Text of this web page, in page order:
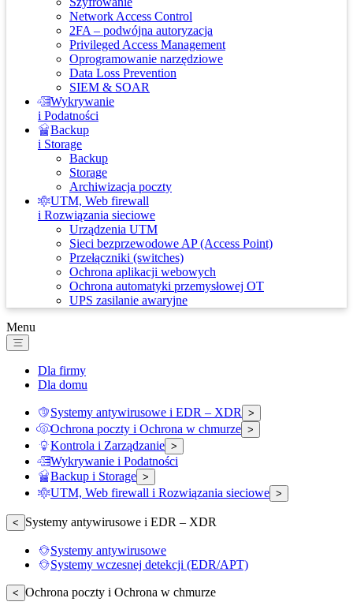
Network Access Control
2FA – podwójna autoryzacja
Privileged Access Management
Oprogramowanie narzędziowe
Data Loss Prevention
SIEM & SOAR
Wykrywanie
i Podatności
Backup
i Storage
Backup
Storage
Archiwizacja poczty
UTM, Web firewall
i Rozwiązania sieciowe
Urządzenia UTM
Sieci bezprzewodowe AP (Access Point)
Przełączniki (switches)
Ochrona aplikacji webowych
Ochrona automatyki przemysłowej OT
UPS zasilanie awaryjne
Menu
Dla firmy
Dla domu
Systemy antywirusowe i EDR – XDR >
Ochrona poczty i Ochrona w chmurze >
Kontrola i Zarządzanie >
Wykrywanie i Podatności
Backup i Storage >
UTM, Web firewall i Rozwiązania sieciowe >
< Systemy antywirusowe i EDR – XDR
Systemy antywirusowe
Systemy wczesnej detekcji (EDR/APT)
< Ochrona poczty i Ochrona w chmurze